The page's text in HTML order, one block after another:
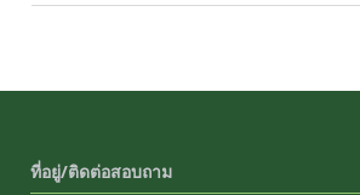
ที่อยู่/ติดต่อสอบถาม